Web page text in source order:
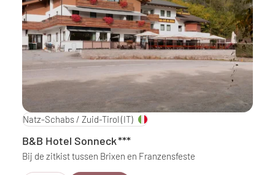
Natz-Schabs / Zuid-Tirol (IT)
B&B Hotel Sonneck***
Bij de zitkist tussen Brixen en Franzensfeste